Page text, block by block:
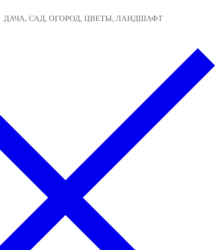
к
ДАЧА, САД, ОГОРОД, ЦВЕТЫ, ЛАНДШАФТ